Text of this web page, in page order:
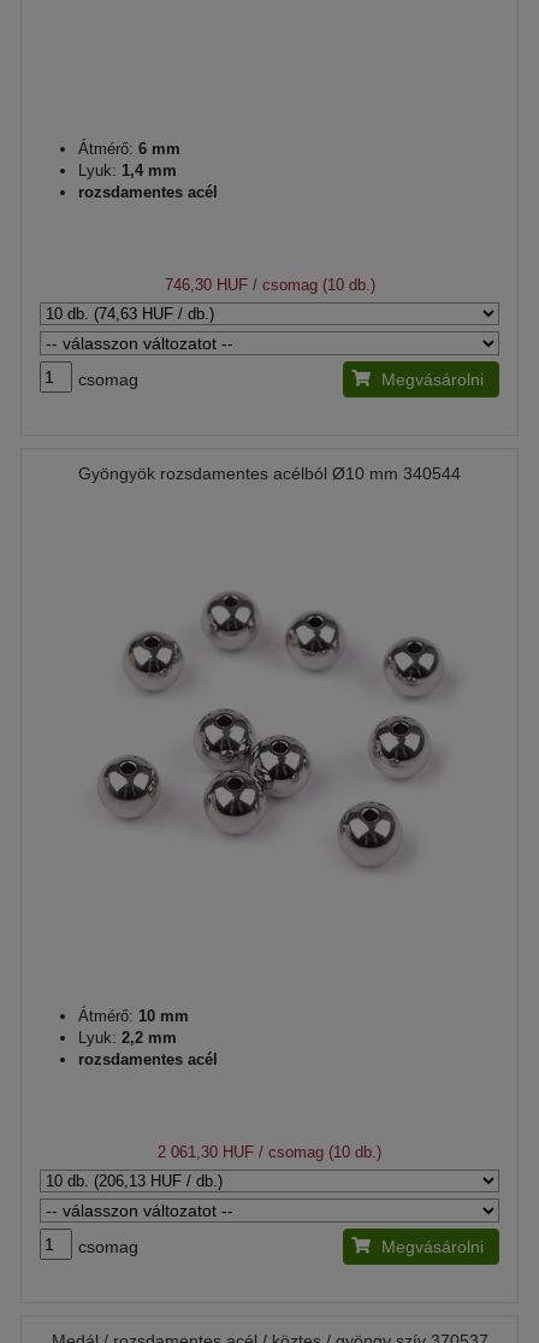
Átmérő: 6 mm
Lyuk: 1,4 mm
rozsdamentes acél
746,30 HUF/ csomag (10 db.)
csomag Megvásárolni
Gyöngyök rozsdamentes acélból Ø10 mm 340544
Átmérő: 10 mm
Lyuk: 2,2 mm
rozsdamentes acél
2 061,30 HUF / csomag (10 db.)
csomag Megvásárolni